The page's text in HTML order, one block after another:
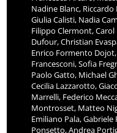
Nadine Blanc,
Giulia Calisti, Nadia
Filippo Clermont,
Dufour, Christian
Enrico Formento
Francesconi, Sofia
Paolo Gatto, Michael
Cecilia Lazzarotto,
Marrelli, Federico
Montrosset, Matteo
Emiliano Pala,
Ponsetto, Andrea